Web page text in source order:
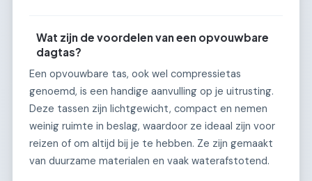
Wat zijn de voordelen van een opvouwbare
dagtas?
Een opvouwbare tas, ook wel compressietas
genoemd, is een handige aanvulling op je uitrusting.
Deze tassen zijn lichtgewicht, compact en nemen
weinig ruimte in beslag, waardoor ze ideaal zijn voor
reizen of om altijd bij je te hebben. Ze zijn gemaakt
van duurzame materialen en vaak waterafstotend.